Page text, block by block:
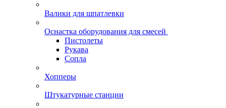
Валики для шпатлевки
Оснастка оборудования для смесей
Пистолеты
Рукава
Сопла
Хопперы
Штукатурные станции